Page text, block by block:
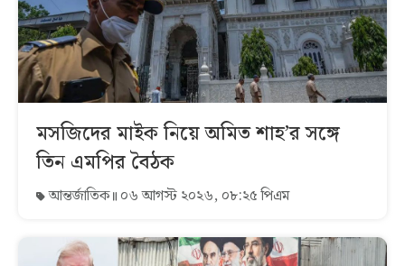
মসজিদের মাইক নিয়ে অমিত শাহ’র সঙ্গে
তিন এমপির বৈঠক
আন্তর্জাতিক ০৬ আগস্ট ২০২৬, ০৮:২৫ পিএম